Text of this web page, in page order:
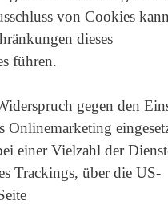
von Cookies
dieses
führen.
gegen den
Onlinemarketing
einer Vielzahl der
Trackings, über die US-